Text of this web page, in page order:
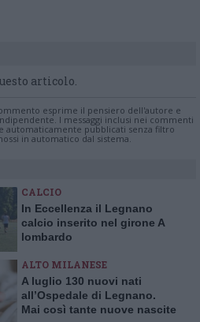
articolo.
esprime il pensiero dell'autore e
I messaggi inclusi nei commenti
automaticamente pubblicati senza filtro
in automatico dal sistema.
CALCIO
In Eccellenza il Legnano
calcio inserito nel girone A
lombardo
ALTO MILANESE
A luglio 130 nuovi nati
all’Ospedale di Legnano.
Mai così tante nuove nascite